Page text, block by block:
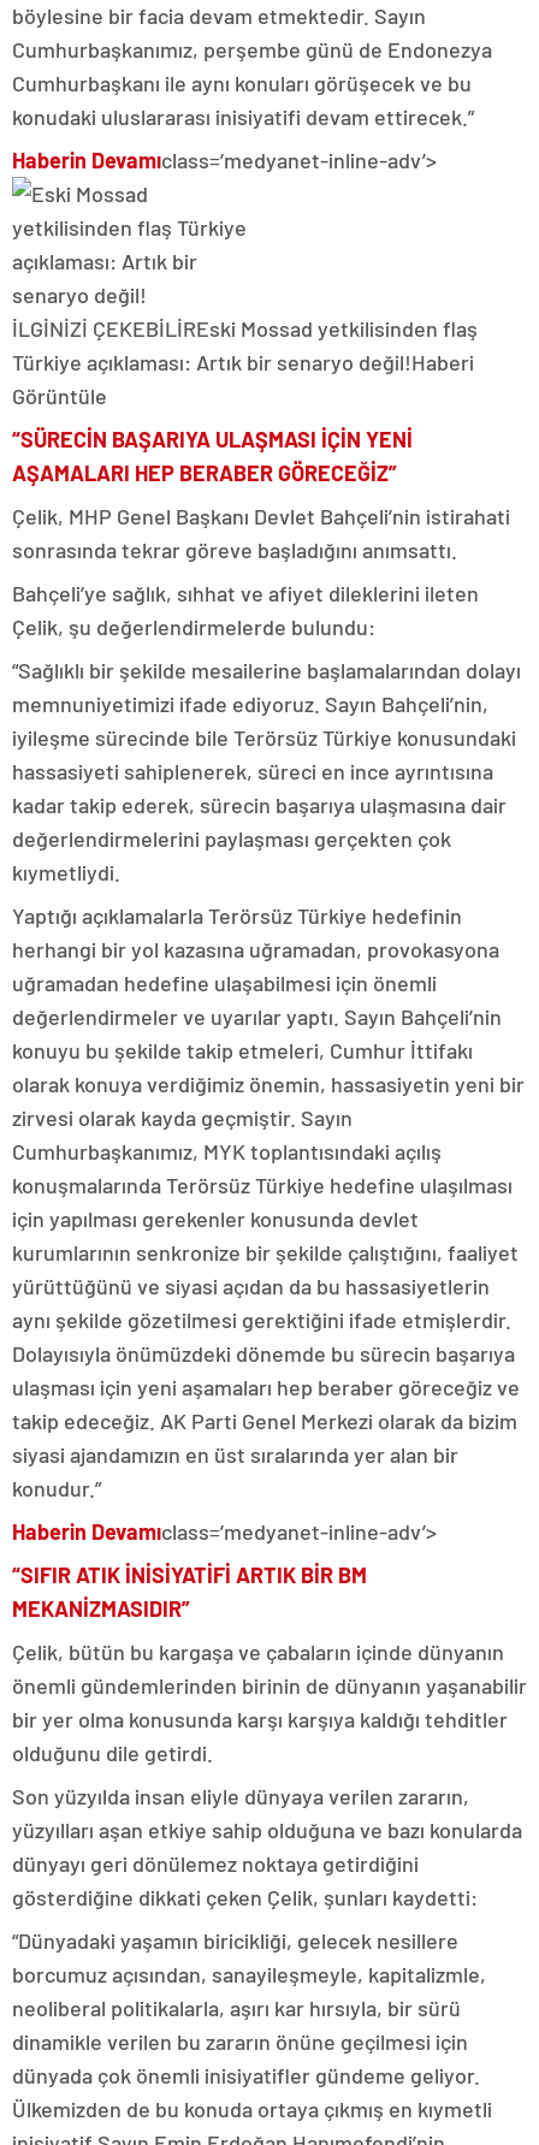
böylesine bir facia devam etmektedir. Sayın
Cumhurbaşkanımız, perşembe günü de Endonezya
Cumhurbaşkanı ile aynı konuları görüşecek ve bu
konudaki uluslararası inisiyatifi devam ettirecek.”
Haberin Devamıclass=’medyanet-inline-adv’>
İLGİNİZİ ÇEKEBİLİREski Mossad yetkilisinden flaş
Türkiye açıklaması: Artık bir senaryo değil!Haberi
Görüntüle
“SÜRECİN BAŞARIYA ULAŞMASI İÇİN YENİ
AŞAMALARI HEP BERABER GÖRECEĞİZ”
Çelik, MHP Genel Başkanı Devlet Bahçeli’nin istirahati
sonrasında tekrar göreve başladığını anımsattı.
Bahçeli’ye sağlık, sıhhat ve afiyet dileklerini ileten
Çelik, şu değerlendirmelerde bulundu:
“Sağlıklı bir şekilde mesailerine başlamalarından dolayı
memnuniyetimizi ifade ediyoruz. Sayın Bahçeli’nin,
iyileşme sürecinde bile Terörsüz Türkiye konusundaki
hassasiyeti sahiplenerek, süreci en ince ayrıntısına
kadar takip ederek, sürecin başarıya ulaşmasına dair
değerlendirmelerini paylaşması gerçekten çok
kıymetliydi.
Yaptığı açıklamalarla Terörsüz Türkiye hedefinin
herhangi bir yol kazasına uğramadan, provokasyona
uğramadan hedefine ulaşabilmesi için önemli
değerlendirmeler ve uyarılar yaptı. Sayın Bahçeli’nin
konuyu bu şekilde takip etmeleri, Cumhur İttifakı
olarak konuya verdiğimiz önemin, hassasiyetin yeni bir
zirvesi olarak kayda geçmiştir. Sayın
Cumhurbaşkanımız, MYK toplantısındaki açılış
konuşmalarında Terörsüz Türkiye hedefine ulaşılması
için yapılması gerekenler konusunda devlet
kurumlarının senkronize bir şekilde çalıştığını, faaliyet
yürüttüğünü ve siyasi açıdan da bu hassasiyetlerin
aynı şekilde gözetilmesi gerektiğini ifade etmişlerdir.
Dolayısıyla önümüzdeki dönemde bu sürecin başarıya
ulaşması için yeni aşamaları hep beraber göreceğiz ve
takip edeceğiz. AK Parti Genel Merkezi olarak da bizim
siyasi ajandamızın en üst sıralarında yer alan bir
konudur.”
Haberin Devamıclass=’medyanet-inline-adv’>
“SIFIR ATIK İNİSİYATİFİ ARTIK BİR BM
MEKANİZMASIDIR”
Çelik, bütün bu kargaşa ve çabaların içinde dünyanın
önemli gündemlerinden birinin de dünyanın yaşanabilir
bir yer olma konusunda karşı karşıya kaldığı tehditler
olduğunu dile getirdi.
Son yüzyılda insan eliyle dünyaya verilen zararın,
yüzyılları aşan etkiye sahip olduğuna ve bazı konularda
dünyayı geri dönülemez noktaya getirdiğini
gösterdiğine dikkati çeken Çelik, şunları kaydetti:
“Dünyadaki yaşamın biricikliği, gelecek nesillere
borcumuz açısından, sanayileşmeyle, kapitalizmle,
neoliberal politikalarla, aşırı kar hırsıyla, bir sürü
dinamikle verilen bu zararın önüne geçilmesi için
dünyada çok önemli inisiyatifler gündeme geliyor.
Ülkemizden de bu konuda ortaya çıkmış en kıymetli